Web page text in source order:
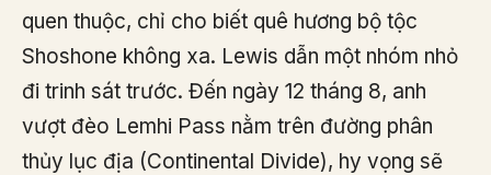
quen thuộc, chỉ cho biết quê hương bộ tộc
Shoshone không xa. Lewis dẫn một nhóm nhỏ
đi trinh sát trước. Đến ngày 12 tháng 8, anh
vượt đèo Lemhi Pass nằm trên đường phân
thủy lục địa (Continental Divide), hy vọng sẽ